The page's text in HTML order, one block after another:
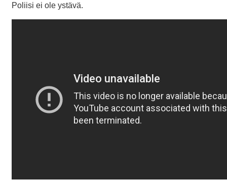
Poliisi ei ole ystävä.